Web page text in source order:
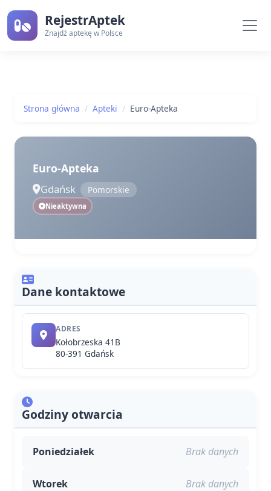
RejestrAptek
Znajdź aptekę w Polsce
Strona główna Apteki Euro-Apteka
Euro-Apteka
Gdańsk Pomorskie
Nieaktywna
Dane kontaktowe
ADRES
Kołobrzeska 41B
80-391 Gdańsk
Godziny otwarcia
Poniedziałek Brak danych
Wtorek Brak danych